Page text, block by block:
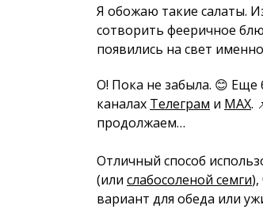
Я обожаю такие салаты.
сотворить фееричное
появились на свет
О! Пока не забыла. 😊 Еще
каналах Телеграм и MAX.
продолжаем…
Отличный способ
(или слабосоленой семги
вариант для обеда или